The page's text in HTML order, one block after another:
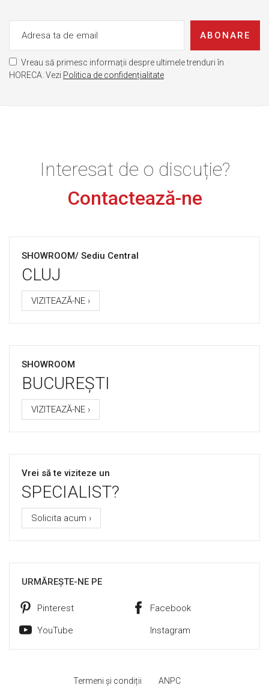
ABONARE
Vreau să primesc informații despre ultimele trenduri în
HORECA. Vezi Politica de confidențialitate
Interesat de o discuție?
Contactează-ne
SHOWROOM/ Sediu Central
CLUJ
VIZITEAZĂ-NE ›
SHOWROOM
BUCUREȘTI
VIZITEAZĂ-NE ›
Vrei să te viziteze un
SPECIALIST?
Solicita acum ›
URMĂREȘTE-NE PE
Pinterest Facebook
YouTube Instagram
Termeni și condiții ANPC